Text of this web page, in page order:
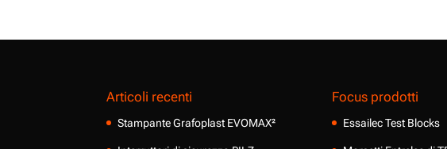
Articoli recenti
Stampante Grafoplast EVOMAX²
Focus prodotti
Essailec Test Blocks